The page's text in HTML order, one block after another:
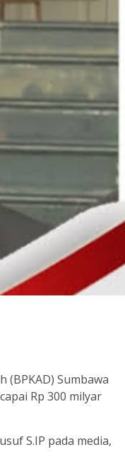
(BPKAD) Sumbawa
Rp 300 milyar
S.IP pada media,